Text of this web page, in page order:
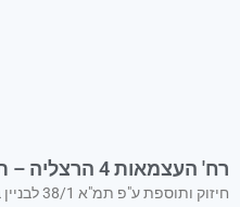
רח' העצמאות 4 הרצליה – תמ"א 38/1